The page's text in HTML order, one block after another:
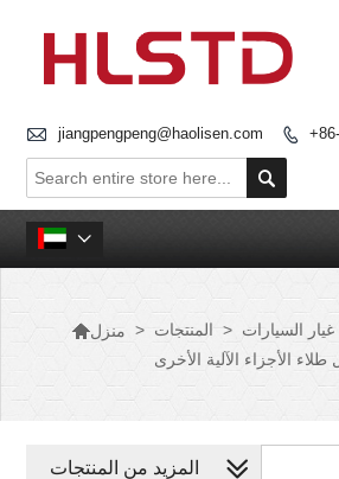
 jiangpengpeng@haolisen.com 


منزل > المنتجات > السيارات
طلاء الأجزاء الآلية الأخرى
المزيد من المنتجات